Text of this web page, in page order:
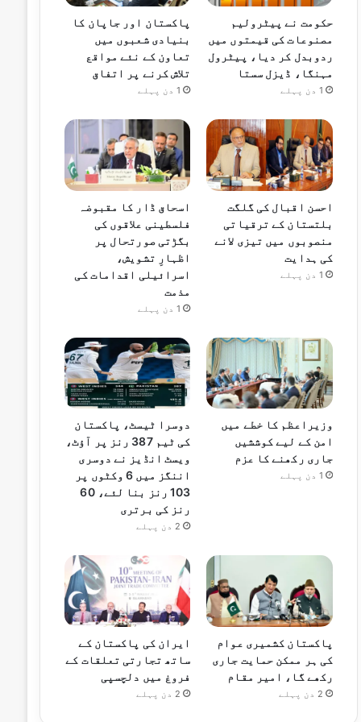
حکومت نے پیٹرولیم
مصنوعات کی قیمتوں میں
ردوبدل کر دیا، پیٹرول
مہنگا، ڈیزل سستا
1 دن پہلے
پاکستان اور جاپان کا
بنیادی شعبوں میں
تعاون کے نئے مواقع
تلاش کرنے پر اتفاق
1 دن پہلے
احسن اقبال کی گلگت
بلتستان کے ترقیاتی
منصوبوں میں تیزی لانے
کی ہدایت
1 دن پہلے
اسحاق ڈار کا مقبوضہ
فلسطینی علاقوں کی
بگڑتی صورتحال پر
اظہارِ تشویش،
اسرائیلی اقدامات کی
مذمت
1 دن پہلے
وزیراعظم کا خطے میں
امن کے لیے کوششیں
جاری رکھنے کا عزم
1 دن پہلے
دوسرا ٹیسٹ، پاکستان
کی ٹیم 387 رنز پر آؤٹ،
ویسٹ انڈیز نے دوسری
اننگز میں 6 وکٹوں پر
103 رنز بنا لئے، 60
رنز کی برتری
2 دن پہلے
پاکستان کشمیری عوام
کی ہر ممکن حمایت جاری
رکھے گا، امیر مقام
2 دن پہلے
ایران کی پاکستان کے
ساتھ تجارتی تعلقات کے
فروغ میں دلچسپی
2 دن پہلے